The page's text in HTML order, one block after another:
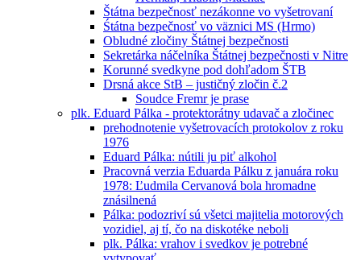
Štátna bezpečnosť nezákonne vo vyšetrovaní
Śtátna bezpečnosť vo väznici MS (Hrmo)
Obludné zločiny Štátnej bezpečnosti
Sekretárka náčelníka Štátnej bezpečnosti v Nitre
Korunné svedkyne pod dohľadom ŠTB
Drsná akce StB – justičný zločin č.2
Soudce Fremr je prase
plk. Eduard Pálka - protektorátny udavač a zločinec
prehodnotenie vyšetrovacích protokolov z roku
1976
Eduard Pálka: nútili ju piť alkohol
Pracovná verzia Eduarda Pálku z januára roku
1978: Ľudmila Cervanová bola hromadne
znásilnená
Pálka: podozriví sú všetci majitelia motorových
vozidiel, aj tí, čo na diskotéke neboli
plk. Pálka: vrahov i svedkov je potrebné